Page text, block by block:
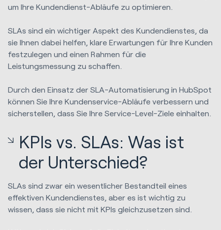
um Ihre Kundendienst-Abläufe zu optimieren.
SLAs sind ein wichtiger Aspekt des Kundendienstes, da
sie Ihnen dabei helfen, klare Erwartungen für Ihre Kunden
festzulegen und einen Rahmen für die
Leistungsmessung zu schaffen.
Durch den Einsatz der SLA-Automatisierung in HubSpot
können Sie Ihre Kundenservice-Abläufe verbessern und
sicherstellen, dass Sie Ihre Service-Level-Ziele einhalten.
KPIs vs. SLAs: Was ist
der Unterschied?
SLAs sind zwar ein wesentlicher Bestandteil eines
effektiven Kundendienstes, aber es ist wichtig zu
wissen, dass sie nicht mit KPIs gleichzusetzen sind.